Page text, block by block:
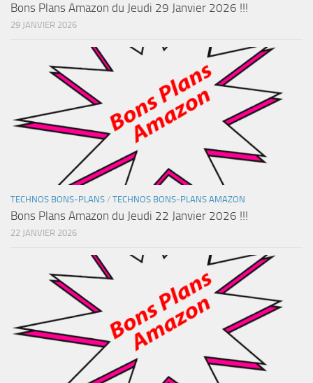
Bons Plans Amazon du Jeudi 29 Janvier 2026 !!!
29 JANVIER 2026
TECHNOS BONS-PLANS / TECHNOS BONS-PLANS AMAZON
Bons Plans Amazon du Jeudi 22 Janvier 2026 !!!
22 JANVIER 2026